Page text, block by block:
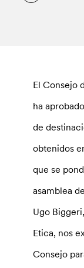
El Consejo
ha
de
obtenidos
que se
asamblea
Ugo
Etica, nos
Consejo